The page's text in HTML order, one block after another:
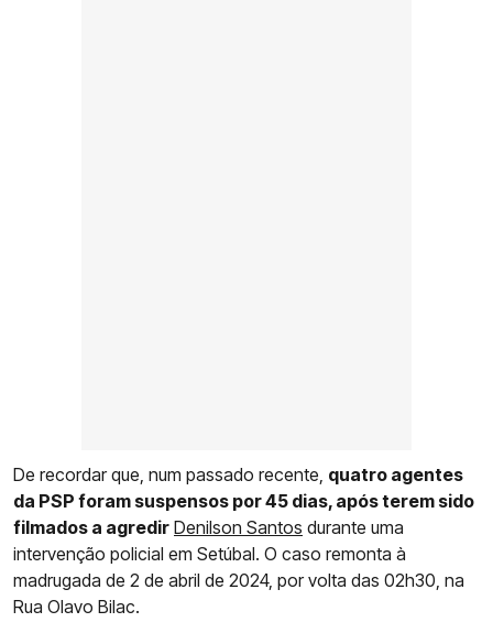
De recordar que, num passado recente, quatro agentes
da PSP foram suspensos por 45 dias, após terem sido
filmados a agredir Denilson Santos durante uma
intervenção policial em Setúbal. O caso remonta à
madrugada de 2 de abril de 2024, por volta das 02h30, na
Rua Olavo Bilac.